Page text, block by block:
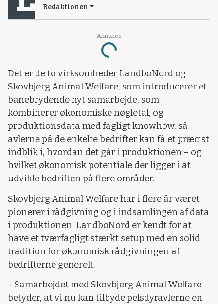
Annonce
Loading...
Redaktionen
Det er de to virksomheder LandboNord og
Skovbjerg Animal Welfare, som introducerer et
banebrydende nyt samarbejde, som
kombinerer økonomiske nøgletal, og
produktionsdata med fagligt knowhow, så
avlerne på de enkelte bedrifter kan få et præcist
indblik i, hvordan det går i produktionen – og
hvilket økonomisk potentiale der ligger i at
udvikle bedriften på flere områder.
Skovbjerg Animal Welfare har i flere år været
pionerer i rådgivning og i indsamlingen af data
i produktionen. LandboNord er kendt for at
have et tværfagligt stærkt setup med en solid
tradition for økonomisk rådgivningen af
bedrifterne generelt.
- Samarbejdet med Skovbjerg Animal Welfare
betyder, at vi nu kan tilbyde pelsdyravlerne en